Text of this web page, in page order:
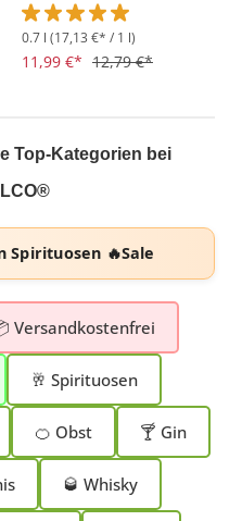
4.3 von 5 Sternen
Durchschnittliche
0.7 l (17,13 €* / 1 l)
11,99 €* 12,79 €*
Top-Kategorien bei
Spirituosen 🔥Sale
Versandkostenfrei
🥂 Spirituosen
🍊 Obst 🍸 Gin
🥃 Whisky